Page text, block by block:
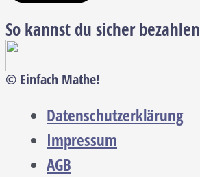
So kannst du sicher bezahlen
© Einfach Mathe!
Datenschutzerklärung
Impressum
AGB